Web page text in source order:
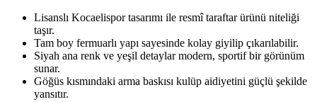
Lisanslı Kocaelispor tasarımı ile resmî taraftar ürünü niteliği
taşır.
Tam boy fermuarlı yapı sayesinde kolay giyilip çıkarılabilir.
Siyah ana renk ve yeşil detaylar modern, sportif bir görünüm
sunar.
Göğüs kısmındaki arma baskısı kulüp aidiyetini güçlü şekilde
yansıtır.